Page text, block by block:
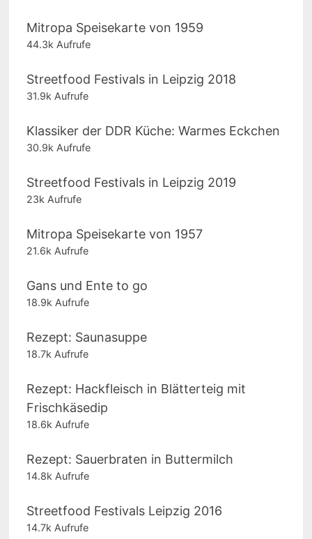
Mitropa Speisekarte von 1959
44.3k Aufrufe
Streetfood Festivals in Leipzig 2018
31.9k Aufrufe
Klassiker der DDR Küche: Warmes Eckchen
30.9k Aufrufe
Streetfood Festivals in Leipzig 2019
23k Aufrufe
Mitropa Speisekarte von 1957
21.6k Aufrufe
Gans und Ente to go
18.9k Aufrufe
Rezept: Saunasuppe
18.7k Aufrufe
Rezept: Hackfleisch in Blätterteig mit
Frischkäsedip
18.6k Aufrufe
Rezept: Sauerbraten in Buttermilch
14.8k Aufrufe
Streetfood Festivals Leipzig 2016
14.7k Aufrufe